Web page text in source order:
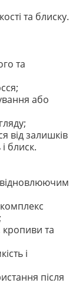
та блиску.
та
або
від залишків
блиск.
комплекс
та
і
після